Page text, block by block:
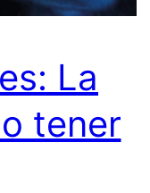
La
tener